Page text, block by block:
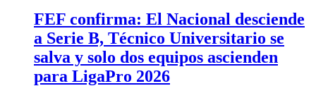
FEF confirma: El Nacional desciende
a Serie B, Técnico Universitario se
salva y solo dos equipos ascienden
para LigaPro 2026